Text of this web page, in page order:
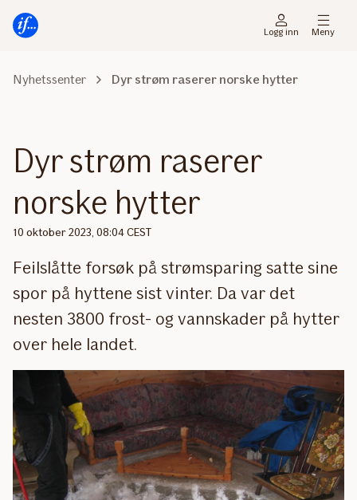
innhold
Logg inn Meny
Nyhetssenter Dyr strøm raserer norske hytter
Dyr strøm raserer
norske hytter
10 oktober 2023, 08:04 CEST
Feilslåtte forsøk på strømsparing satte sine
spor på hyttene sist vinter. Da var det
nesten 3800 frost- og vannskader på hytter
over hele landet.